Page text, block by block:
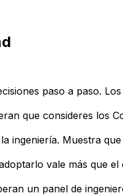
paso a paso.
que consideres los
ingeniería. Muestra
vale más que
un panel de